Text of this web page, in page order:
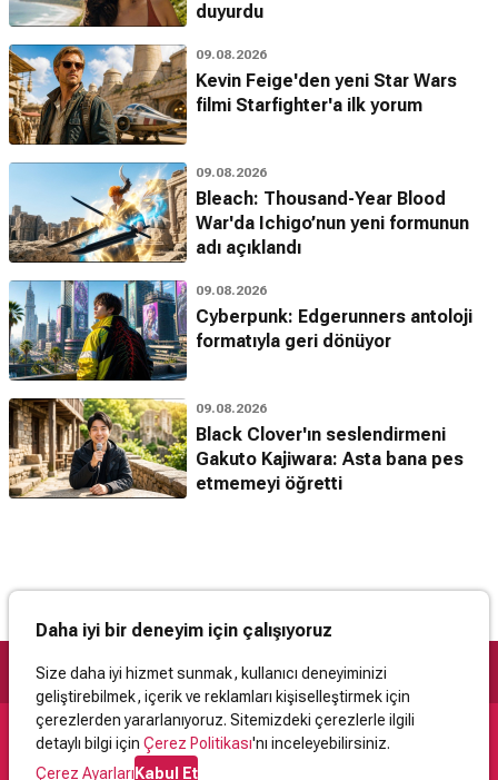
duyurdu
09.08.2026
Kevin Feige'den yeni Star Wars
filmi Starfighter'a ilk yorum
09.08.2026
Bleach: Thousand-Year Blood
War'da Ichigo’nun yeni formunun
adı açıklandı
09.08.2026
Cyberpunk: Edgerunners antoloji
formatıyla geri dönüyor
09.08.2026
Black Clover'ın seslendirmeni
Gakuto Kajiwara: Asta bana pes
etmemeyi öğretti
Daha iyi bir deneyim için çalışıyoruz
Size daha iyi hizmet sunmak, kullanıcı deneyiminizi
geliştirebilmek, içerik ve reklamları kişiselleştirmek için
çerezlerden yararlanıyoruz. Sitemizdeki çerezlerle ilgili
detaylı bilgi için Çerez Politikası'nı inceleyebilirsiniz.
Çerez AyarlarıKabul Et
Destek